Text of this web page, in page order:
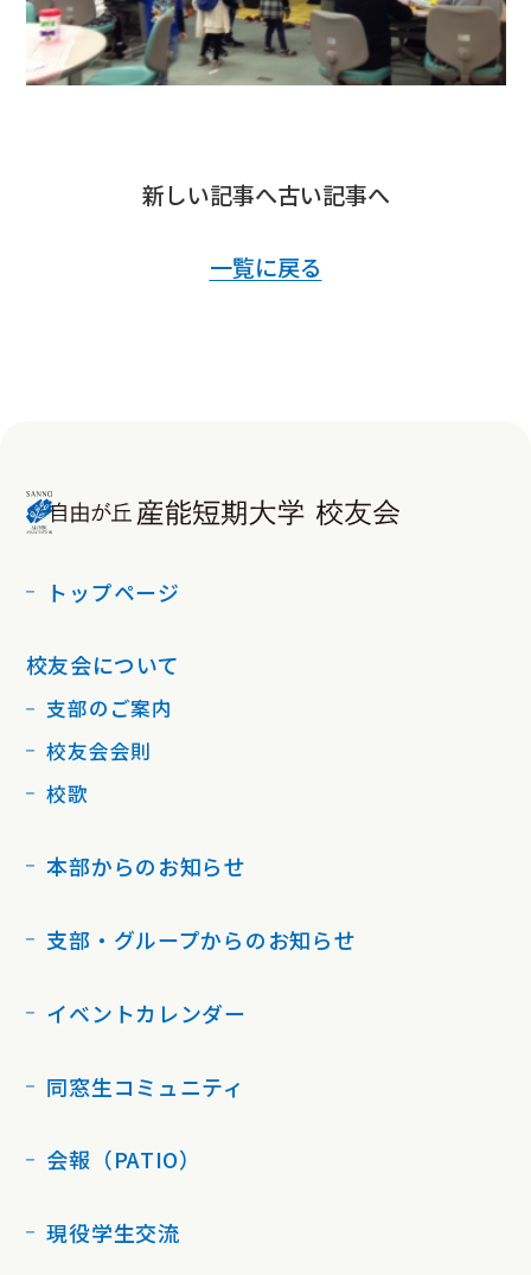
新しい記事へ古い記事へ
一覧に戻る
トップページ
校友会について
支部のご案内
校友会会則
校歌
本部からのお知らせ
支部・グループからのお知らせ
イベントカレンダー
同窓生コミュニティ
会報（PATIO）
現役学生交流